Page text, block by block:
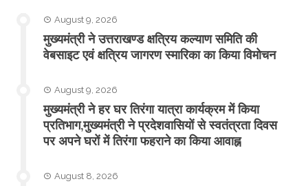
August 9, 2026
मुख्यमंत्री ने उत्तराखण्ड क्षत्रिय कल्याण समिति की
वेबसाइट एवं क्षत्रिय जागरण स्मारिका का किया विमोचन
August 9, 2026
मुख्यमंत्री ने हर घर तिरंगा यात्रा कार्यक्रम में किया
प्रतिभाग,मुख्यमंत्री ने प्रदेशवासियों से स्वतंत्रता दिवस
पर अपने घरों में तिरंगा फहराने का किया आवाह्न
August 8, 2026